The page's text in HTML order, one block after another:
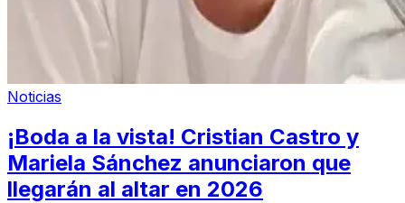
Noticias
¡Boda a la vista! Cristian Castro y
Mariela Sánchez anunciaron que
llegarán al altar en 2026